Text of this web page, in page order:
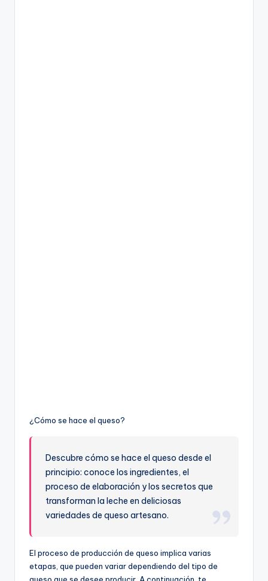
¿Cómo se hace el queso?
Descubre cómo se hace el queso desde el
principio: conoce los ingredientes, el
proceso de elaboración y los secretos que
transforman la leche en deliciosas
variedades de queso artesano.
El proceso de producción de queso implica varias
etapas, que pueden variar dependiendo del tipo de
queso que se desee producir. A continuación, te